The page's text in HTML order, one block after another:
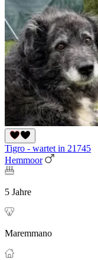
Tigro - wartet in 21745
Hemmoor
5 Jahre
Maremmano